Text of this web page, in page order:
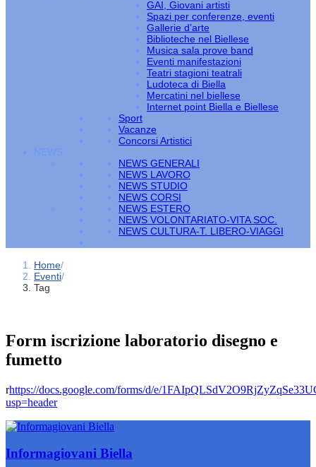
GAI, Giovani artisti
Spazi per conferenze, eventi
Gallerie d’arte
Biblioteche nel Biellese
Musica sala prove band
Eventi manifestazioni
Teatri stagioni teatrali
Ludoteca di Biella
Mercatini nel biellese
Internet point Biella e Biellese
Sport
Vacanze
Concorsi Artistici
NEWS
NEWS GENERALI
NEWS LAVORO
NEWS STUDIO
NEWS CORSI
NEWS ESTERO
NEWS VOLONTARIATO-VITA SOC.
NEWS CULTURA-T. LIBERO-VIAGGI
Home/
Eventi/
Tag
Form iscrizione laboratorio disegno e
fumetto
rhttps://docs.google.com/forms/d/e/
usp=header
Informagiovani Biella